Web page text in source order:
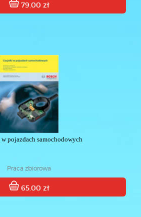
79.00 zł
pojazdach samochodowych
Praca zbiorowa
65.00 zł